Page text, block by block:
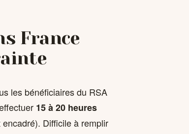
France
les bénéficiaires du RSA
15 à 20 heures
Difficile à remplir